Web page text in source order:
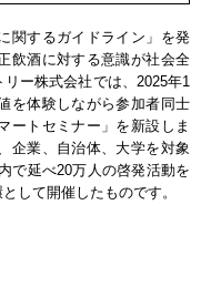
関するガイドライン」を発
飲酒に対する意識が社会全
ー株式会社では、2025年1
を体験しながら参加者同士
ートセミナー」を新設しま
企業、自治体、大学を対象
で延べ20万人の啓発活動を
して開催したものです。